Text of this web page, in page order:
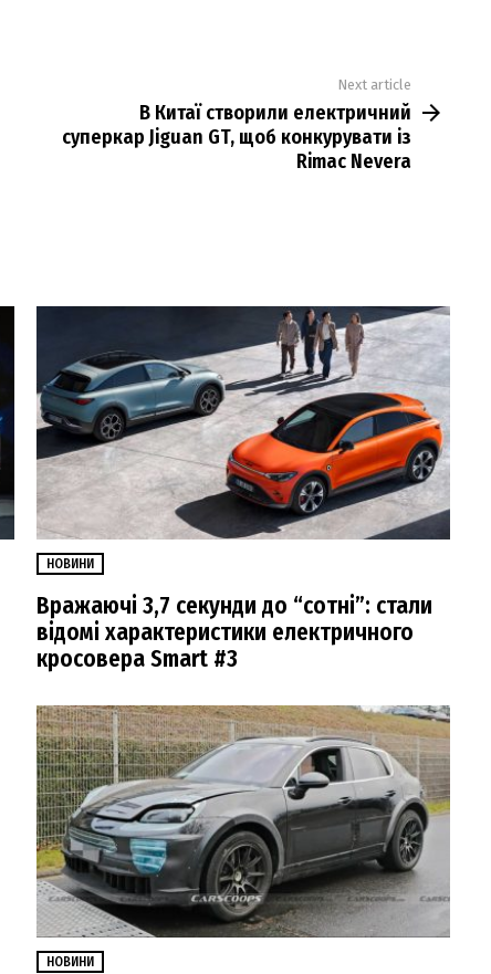
Next article
В Китаї створили електричний
суперкар Jiguan GT, щоб конкурувати із
Rimac Nevera
НОВИНИ
Вражаючі 3,7 секунди до “сотні”: стали
відомі характеристики електричного
кросовера Smart #3
НОВИНИ